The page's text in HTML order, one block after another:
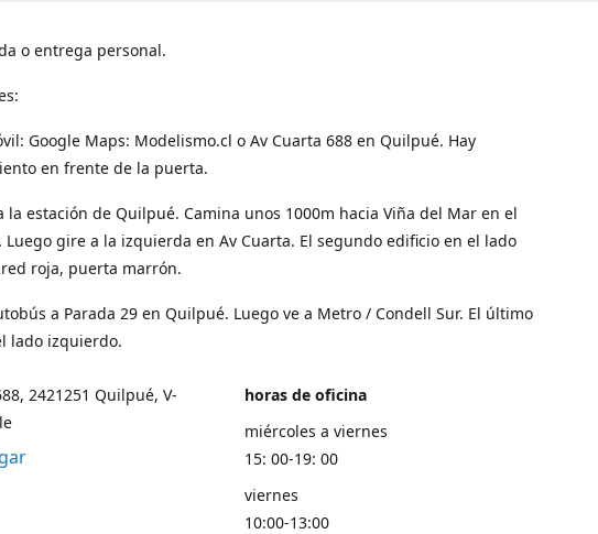
o entrega personal.
Google Maps: Modelismo.cl o Av Cuarta 688 en Quilpué. Hay
en frente de la puerta.
la estación de Quilpué. Camina unos 1000m hacia Viña del Mar en el
Luego gire a la izquierda en Av Cuarta. El segundo edificio en el lado
roja, puerta marrón.
a Parada 29 en Quilpué. Luego ve a Metro / Condell Sur. El último
lado izquierdo.
2421251 Quilpué, V-
horas de oficina
miércoles a viernes
15: 00-19: 00
viernes
10:00-13:00